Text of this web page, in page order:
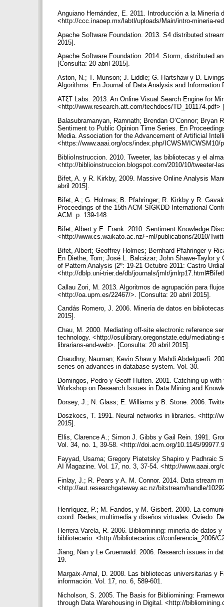
Anguiano Hernández, E. 2011. Introducción a la Minería
<http://ccc.inaoep.mx/labtl/uploads/Main/intro-mineria-
Apache Software Foundation. 2013. S4 distributed
2015].
Apache Software Foundation. 2014. Storm, distributed
[Consulta: 20 abril 2015].
Aston, N.; T. Munson; J. Liddle; G. Hartshaw y D.
Algorithms. En Journal of Data Analysis and
ATξT Labs. 2013. An Online Visual Search Engine for
<http://www.research.att.com/techdocs/
Balasubramanyan, Ramnath; Brendan O’Connor;
Sentiment to Public Opinion Time Series. En
Media. Association for the Advancement of Artificial
<https://www.aaai.org/ocs/index.php/ICWSM/
BiblioInstruccion. 2010. Tweeter, las bibliotecas y el
<http://biblioinstruccion.blogspot.com/2010/10/tweeter-
Bifet, A. y R. Kirkby, 2009. Massive Online Analysis
abril 2015].
Bifet, A.; G. Holmes; B. Pfahringer; R. Kirkby y R.
Proceedings of the 15th ACM SIGKDD International
ACM. p. 139-148.
Bifet, Albert y E. Frank. 2010. Sentiment Knowledge
<http://www.cs.waikato.ac.nz/~ml/publications/2010/
Bifet, Albert; Geoffrey Holmes; Bernhard Pfahringer y
En Diethe, Tom; José L. Balcázar; John Shawe-Taylor
of Pattern Analysis (2º: 19-21 Octubre 2011: Castro
<http://dblp.uni-trier.de/db/journals/jmlr/
Callau Zori, M. 2013. Algoritmos de agrupación para
<http://oa.upm.es/22467/>. [Consulta: 20 abril 2015].
Candás Romero, J. 2006. Minería de datos en
2015].
Chau, M. 2000. Mediating off-site electronic reference
technology. <http://osulibrary.oregonstate.edu/
librarians-and-web>. [Consulta: 20 abril 2015].
Chaudhry, Nauman; Kevin Shaw y Mahdi Abdelguerfi.
series on advances in database system. Vol. 30.
Domingos, Pedro y Geoff Hulten. 2001. Catching up
Workshop on Research Issues in Data Mining and
Dorsey, J.; N. Glass; E. Williams y B. Stone. 2006.
Doszkocs, T. 1991. Neural networks in libraries.
2015].
Ellis, Clarence A.; Simon J. Gibbs y Gail Rein. 1991.
Vol. 34, no. 1, 39-58. <http://doi.acm.org/10.1145/
Fayyad, Usama; Gregory Piatetsky Shapiro y Padhraic
AI Magazine. Vol. 17, no. 3, 37-54. <http://
Finlay, J.; R. Pears y A. M. Connor. 2014. Data stream
<http://aut.researchgateway.ac.nz/bitstream/handle/
Henríquez, P.; M. Fandos, y M. Gisbert. 2000. La
coord. Redes, multimedia y diseños virtuales. Oviedo:
Herrera Varela, R. 2006. Bibliomining: minería de datos
bibliotecario. <http://bibliotecarios.cl/conferencia_2006/
Jiang, Nan y Le Gruenwald. 2006. Research issues in
19.
Margaix-Arnal, D. 2008. Las bibliotecas universitarias y
información. Vol. 17, no. 6, 589-601.
Nicholson, S. 2005. The Basis for Bibliomining:
through Data Warehousing in Digital. <http://